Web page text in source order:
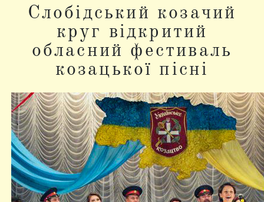
Слобідський козачий
круг відкритий
обласний фестиваль
козацької пісні